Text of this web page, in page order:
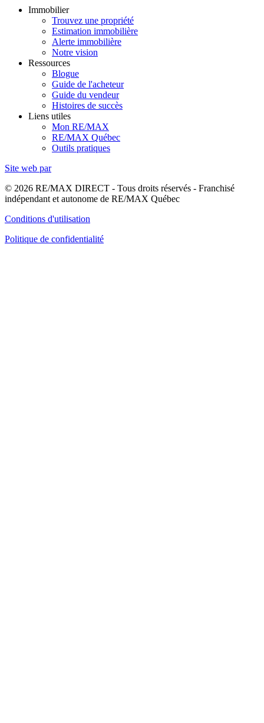
Immobilier
Trouvez une propriété
Estimation immobilière
Alerte immobilière
Notre vision
Ressources
Blogue
Guide de l'acheteur
Guide du vendeur
Histoires de succès
Liens utiles
Mon RE/MAX
RE/MAX Québec
Outils pratiques
Site web par
© 2026 RE/MAX DIRECT - Tous droits réservés - Franchisé
indépendant et autonome de RE/MAX Québec
Conditions d'utilisation
Politique de confidentialité